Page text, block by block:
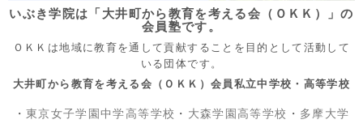
いぶき学院は「大井町から教育を考える会（ＯＫＫ）」の
会員塾です。
ＯＫＫは地域に教育を通して貢献することを目的として活動して
いる団体です。
大井町から教育を考える会（ＯＫＫ）会員私立中学校・高等学校
・ 東京女子学園中学高等学校 ・ 大森学園高等学校 ・ 多摩大学